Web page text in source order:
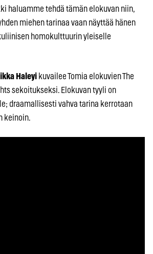
haluamme tehdä tämän elokuvan niin,
miehen tarinaa vaan näyttää hänen
homokulttuurin yleiselle
Haleyi kuvailee Tomia elokuvien The
sekoitukseksi. Elokuvan tyyli on
draamallisesti vahva tarina kerrotaan
keinoin.